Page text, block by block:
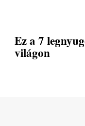
Ez a 7
világon